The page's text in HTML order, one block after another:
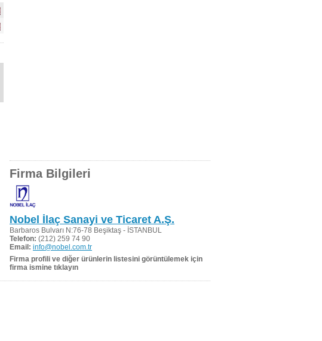
Firma Bilgileri
Nobel İlaç Sanayi ve Ticaret A.Ş.
Barbaros Bulvarı N:76-78 Beşiktaş - İSTANBUL
Telefon: (212) 259 74 90
Email: info@nobel.com.tr
Firma profili ve diğer ürünlerin listesini görüntülemek için
firma ismine tıklayın